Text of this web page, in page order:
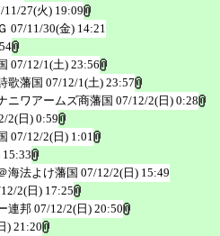
11/27(火) 19:09
07/11/30(金) 14:21
07/12/1(土) 23:56
歌藩国 07/12/1(土) 23:57
ニワアームズ商藩国 07/12/2(日) 0:28
2(日) 0:59
07/12/2(日) 1:01
海法よけ藩国 07/12/2(日) 15:49
2(日) 17:25
連邦 07/12/2(日) 20:50
) 21:20